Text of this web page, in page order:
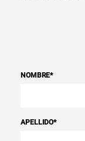
NOMBRE*
APELLIDO*